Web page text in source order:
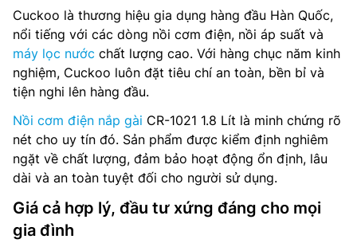
Cuckoo là thương hiệu gia dụng hàng đầu Hàn Quốc,
nổi tiếng với các dòng nồi cơm điện, nồi áp suất và
máy lọc nước chất lượng cao. Với hàng chục năm kinh
nghiệm, Cuckoo luôn đặt tiêu chí an toàn, bền bỉ và
tiện nghi lên hàng đầu.
Nồi cơm điện nắp gài CR-1021 1.8 Lít là minh chứng rõ
nét cho uy tín đó. Sản phẩm được kiểm định nghiêm
ngặt về chất lượng, đảm bảo hoạt động ổn định, lâu
dài và an toàn tuyệt đối cho người sử dụng.
Giá cả hợp lý, đầu tư xứng đáng cho mọi
gia đình